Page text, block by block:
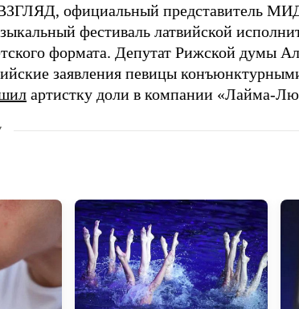
ВЗГЛЯД, официальный представитель
фестиваль латвийской
формата. Депутат Рижской думы
заявления певицы
артистку доли в компании «Лайма-